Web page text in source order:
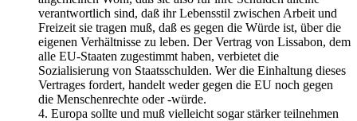
verantwortlich sind, daß ihr Lebensstil zwischen Arbeit und
Freizeit sie tragen muß, daß es gegen die Würde ist, über die
eigenen Verhältnisse zu leben. Der Vertrag von Lissabon, dem
alle EU-Staaten zugestimmt haben, verbietet die
Sozialisierung von Staatsschulden. Wer die Einhaltung dieses
Vertrages fordert, handelt weder gegen die EU noch gegen
die Menschenrechte oder -würde.
4. Europa sollte und muß vielleicht sogar stärker teilnehmen